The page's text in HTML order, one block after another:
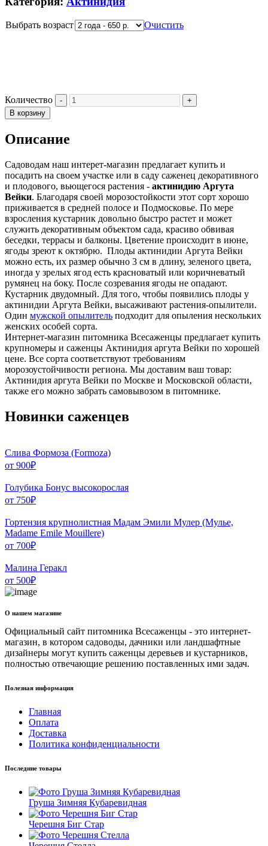
Выбрать возраст Очистить
Количество
В корзину
Описание
Садоводам наш интерет-магазин предлагает купить и
посадить на своем участке или в саду саженец декоративного
и плодового, вьющегося растения - актинидию Аргута
Вейки. Благодаря своей морозостойкости этот сорт хорошо
приживается в средней полосе и Подмосковье. По мере
взросления кустарник довольно быстро растет и может
служить декоративным объектом сада, красиво обвивая
беседки, террасы и балконы. Цветение происходит в июне,
ягоды зреют к октябрю. Плоды актинидии Аргута Вейки
можно есть, их размер обычно 3 см в длину, зеленого цвета,
иногда у зрелых ягод есть красноватый или коричневатый
румянец на боку. После созревания ягоды не опадают.
Кустарник двудомный. Для того, чтобы появились плоды у
актинидии Аргута Вейки, высаживают растения-опылители.
Один мужской опылитель подходит для опыления нескольких
женских особей сорта.
Интернет-магазин питомника Всесаженцы предлагает купить
крупномеры и саженцы Актинидия аргута Вейки по хорошей
цене. Все сорта соответствуют требованиям
морозоустойчивости региона. Мы доставим ваш товар:
Актинидия аргута Вейки по Москве и Московской области,
также его можно забрать самовывозом в питомнике.
Новинки саженцев
Слива Формоза (Formoza)
от 900₽
Голубика Бонус высокорослая
от 750₽
Гортензия крупнолистная Мадам Эмили Мулер (Мулье,
Madame Emile Mouillere)
от 700₽
Малина Геракл
от 500₽
О нашем магазине
Официальный сайт питомника Всесаженцы - это интернет-
магазин, в котором садоводы, дачники или ландшафтные
дизайнеры могут купить саженцы деревьев и кустарников,
полностью отвечающие решению поставленных ими задач.
Полезная информация
Главная
Оплата
Доставка
Политика конфиденциальности
Последние товары
Груша Зимняя Кубаревидная
Черешня Биг Стар